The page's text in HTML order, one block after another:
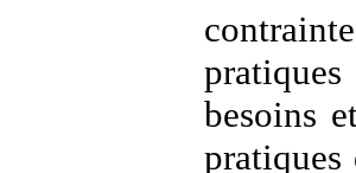
besoins
pratiques